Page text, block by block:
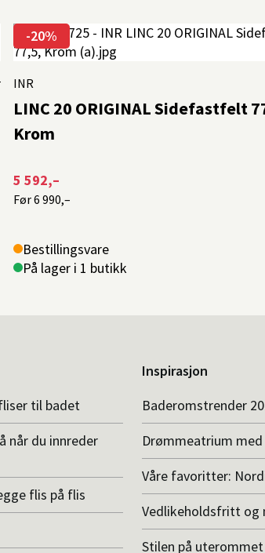
LINC 20 ORIGINAL Sidefastfelt
Krom
-20%
INR
5 592,–
Før6 990,–
Bestillingsvare
På lager i 1 butikk
til badet
når du innreder
flis på flis
Inspirasjon
Baderomstrender
Drømmeatrium
Våre favoritter:
Vedlikeholdsfritt og
Stilen på uterommet